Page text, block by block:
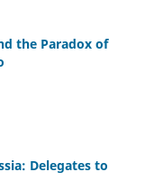
the Paradox of
Delegates to